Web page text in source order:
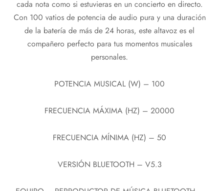
cada nota como si estuvieras en un concierto en directo.
Con 100 vatios de potencia de audio pura y una duración
de la batería de más de 24 horas, este altavoz es el
compañero perfecto para tus momentos musicales
personales.
POTENCIA MUSICAL (W) – 100
FRECUENCIA MÁXIMA (HZ) – 20000
FRECUENCIA MÍNIMA (HZ) – 50
VERSIÓN BLUETOOTH – V5.3